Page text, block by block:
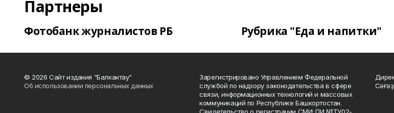
Партнеры
Фотобанк журналистов РБ Рубрика "Еда и напитки"
© 2026 Сайт издания "Балкантау"
Об использовании персональных данных
Зарегистрировано Управлением Федеральной
службой по надзору законодательства в сфере
связи, информационных технологий и массовых
коммуникаций по Республике Башкортостан.